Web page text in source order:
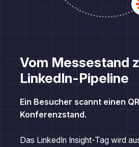
LinkedIn-Pipeline
Konferenzstand.
übertragen Lead-Daten in